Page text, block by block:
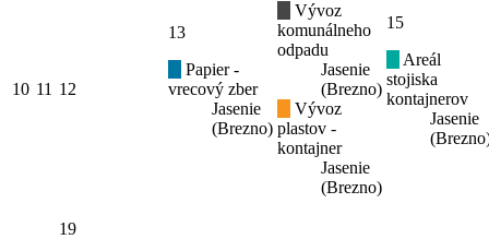
10 11 12
13
Papier -
vrecový zber
Jasenie
(Brezno)
Vývoz
komunálneho
odpadu
Jasenie
(Brezno)
Vývoz
plastov -
kontajner
Jasenie
(Brezno)
15
Areál
stojiska
kontajnerov
Jasenie
19